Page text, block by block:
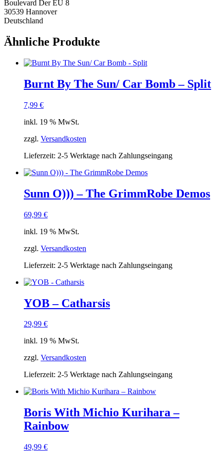
Boulevard Der EU 8
30539 Hannover
Deutschland
Ähnliche Produkte
Burnt By The Sun/ Car Bomb – Split
7,99 €
inkl. 19 % MwSt.
zzgl. Versandkosten
Lieferzeit: 2-5 Werktage nach Zahlungseingang
Sunn O))) – The GrimmRobe Demos
69,99 €
inkl. 19 % MwSt.
zzgl. Versandkosten
Lieferzeit: 2-5 Werktage nach Zahlungseingang
YOB – Catharsis
29,99 €
inkl. 19 % MwSt.
zzgl. Versandkosten
Lieferzeit: 2-5 Werktage nach Zahlungseingang
Boris With Michio Kurihara ‎–
Rainbow
49,99 €